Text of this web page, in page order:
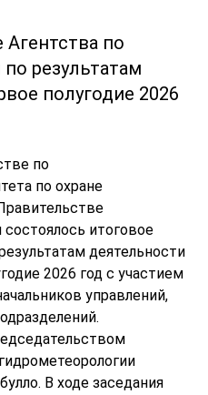
Агентства по
результатам
полугодие 2026
по
по охране
итоговое
деятельности
2026 год с участием
управлений,
В ходе заседания